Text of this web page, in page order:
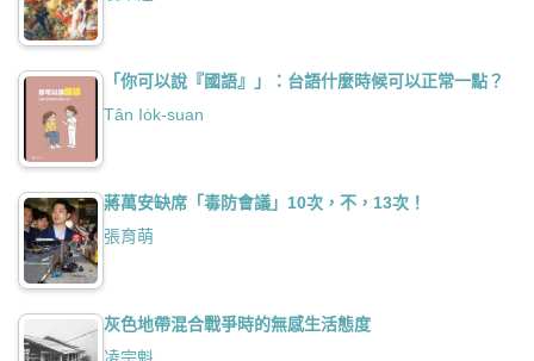
「你可以說『國語』」：台語什麼時候可以正常一點？
Tân Io̍k-suan
蔣萬安缺席「毒防會議」10次，不，13次！
張育萌
灰色地帶混合戰爭時的無感生活態度
凌宗魁